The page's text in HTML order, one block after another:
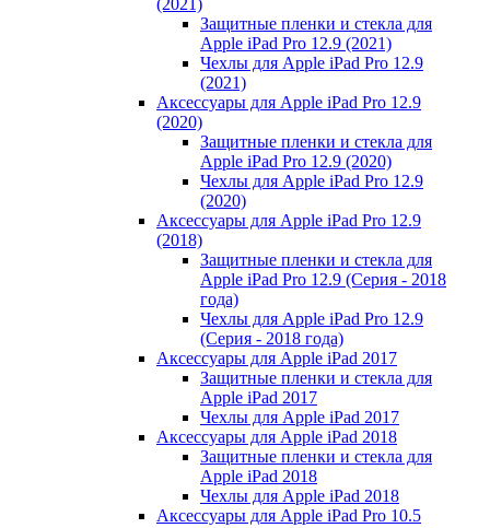
Защитные пленки и стекла для
Apple iPad Pro 12.9 (2021)
Чехлы для Apple iPad Pro 12.9
(2021)
Аксессуары для Apple iPad Pro 12.9
(2020)
Защитные пленки и стекла для
Apple iPad Pro 12.9 (2020)
Чехлы для Apple iPad Pro 12.9
(2020)
Аксессуары для Apple iPad Pro 12.9
(2018)
Защитные пленки и стекла для
Apple iPad Pro 12.9 (Серия - 2018
года)
Чехлы для Apple iPad Pro 12.9
(Серия - 2018 года)
Аксессуары для Apple iPad 2017
Защитные пленки и стекла для
Apple iPad 2017
Чехлы для Apple iPad 2017
Аксессуары для Apple iPad 2018
Защитные пленки и стекла для
Apple iPad 2018
Чехлы для Apple iPad 2018
Аксессуары для Apple iPad Pro 10.5